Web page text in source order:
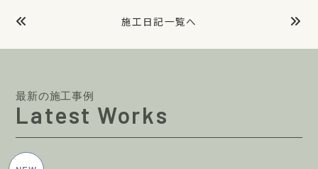
施工日記一覧へ
最新の施工事例
Latest Works